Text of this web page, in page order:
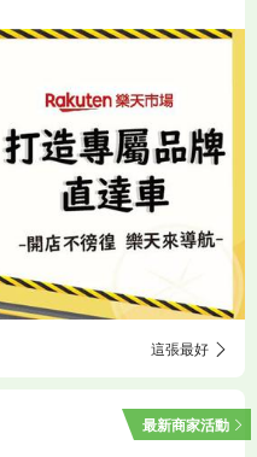
這張最好
最新商家活動